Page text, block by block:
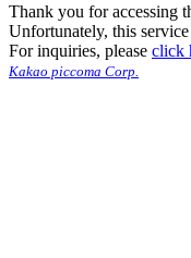
Thank you for accessing
Unfortunately, this
For inquiries, please click
Kakao piccoma Corp.